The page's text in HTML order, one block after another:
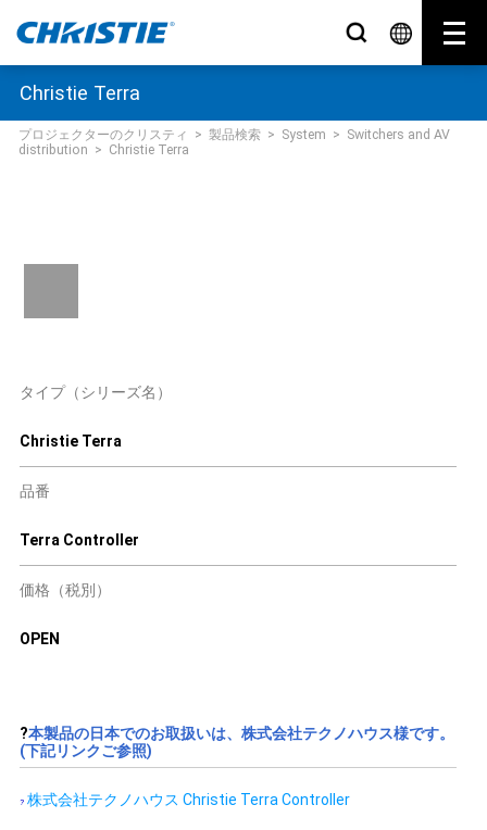
Christie Terra
プロジェクターのクリスティ > 製品検索 > System > Switchers and AV
distribution > Christie Terra
タイプ（シリーズ名）
Christie Terra
品番
Terra Controller
価格（税別）
OPEN
?本製品の日本でのお取扱いは、株式会社テクノハウス様です。
(下記リンクご参照)
? 株式会社テクノハウス Christie Terra Controller